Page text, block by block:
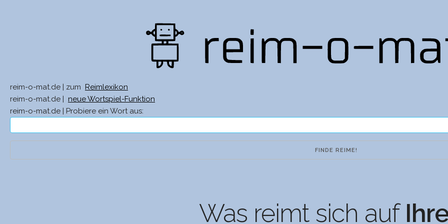
reim-o-mat.de | zum
Reimlexikon
reim-o-mat.de |
neue Wortspiel-Funktion
reim-o-mat.de | Probiere ein Wort aus:
Was reimt sich auf